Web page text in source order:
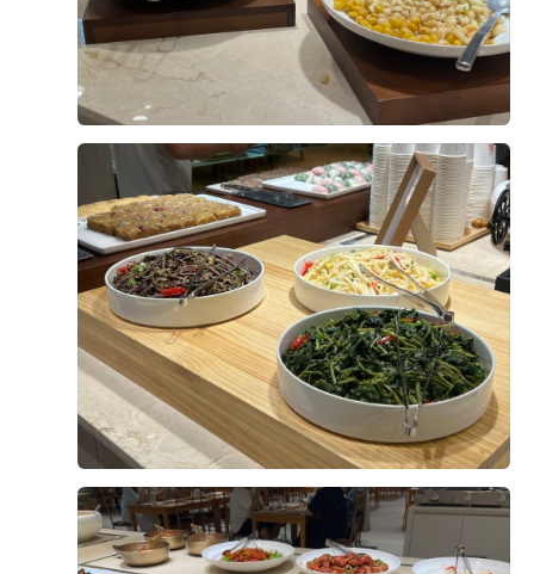
튼 입장과 문 입장 중 선택할 수 있었는데, 문 위치가 정중
앙이 아니라 살짝 옆쪽이라 저는 커튼 입장을 선택했습니
다. 원래 제 계획은 커튼 뒤에서는 저 혼자 나오고, 버진로
드가 시작되는 지점에서 기다리던 아빠 손을 잡고 입장하
는 동선이었는데요. 본식 당일 "입장 준비할게요!" 해서 커
튼 뒤로 들어가 보니 아빠가 이미 들어와 계셔서 살짝 당황
했습니다ㅋㅋㅠㅠㅠㅠ 이미 들어와 계신 아빠한테 나가라
고 할 수는 없어서 결국 커튼 뒤에서부터 아빠와 같이 입장
했습니다. 혹시 저처럼 입장에 디테일한 연출 구상이 있으
신 분들은 사전에 웨딩홀 측과 동선을 세심하게 확인해 두
시는 것을 추천합니다!!! ​ 음향, 진행 음악이 나오는 타이밍
이나 기타 식 진행은 큰 차질 없이 원활하게 이어졌습니다.
원판 사진을 찍을 때 하객 수가 많아 작가님과 도우미분들
께서 인원 통제하시기 조금 힘드셨을 텐데 끝까지 차분하
게 잘 진행해 주셨습니다. 중간에 다 같이 사진찍는 그런것
도 해보고 싶어서 했는데 만족스러웠어요,,,^^ ​ 제일 중요
한 뷔페 역시 음식 맛이 좋아 하객분들 반응도 좋았습니다
~~ 전체적으로 큰 문제없이 만족스럽게 마친 본식 당일 후
기였습니다!
안녕하세요. 저는 24년 12월 21일 상암 DMC 웨딩타워 그
랜드볼룸홀에서 예식을 마쳤습니다. 2년이 지나기 전에 후
다닥 후기를 써보려 합니다. 이 글에서는 웨딩홀 관련 비용
과 전체적인 본식 진행 후기를 이야기 해볼게요!​ 웨딩홀 도
오 벤티를 예약해 이동했습니다. 웨딩홀 측에서 도착 10분
전에 연락을 달라고 하셔서 미리 전화드렸더니, 도착 시간
에 맞춰 직원분들이 나와 계셨습니다. 헬퍼 이모님 짐도 직
접 옮겨주셔서 편하게 들어갈 수 있었습니다. 무슨 카트 같
은거를 끌고 오시드라구요,,,?? 저희 개인 짐이나 액자 등
은 전날 미리 사물함에 보관해 두어 당일 짐은 많지 않아서
저희는 그냥 졸졸 따라 들어갔습니다~~ 12시 10분 예식이
었는데 10시쯤 여유 있게 도착하여 예비 신부대기실로 먼
저 안내받았습니다. 웨딩홀 연계 필수였던 본식 스냅 작가
님을 비롯해 서브스냅, DVD, 아이폰스냅 작가님들 모두 일
찍 오셔서 미리 인사를 나누었고, 예비 대기실에서부터 촬
실에서 찍고, 신부 대기실에서는 친구들이랑 찍고 싶다고
말해둬서 여기서 사진 많이 찍고 그 외에서는 설정샷 안찍
었어요. 인원이 많아서 원판 사진도 친구들을 나눠서 찍었
더 보기
후기가 도움이 되었나요? 0
마구고밤 계약후기
2026-07-19 20명 읽음 + 카페
+4